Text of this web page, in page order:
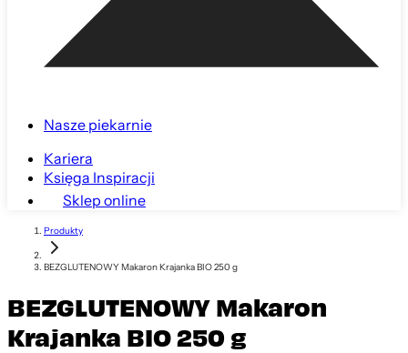
Nasze piekarnie
Kariera
Księga Inspiracji
Sklep online
Produkty
BEZGLUTENOWY Makaron Krajanka BIO 250 g
BEZGLUTENOWY Makaron
Krajanka BIO 250 g